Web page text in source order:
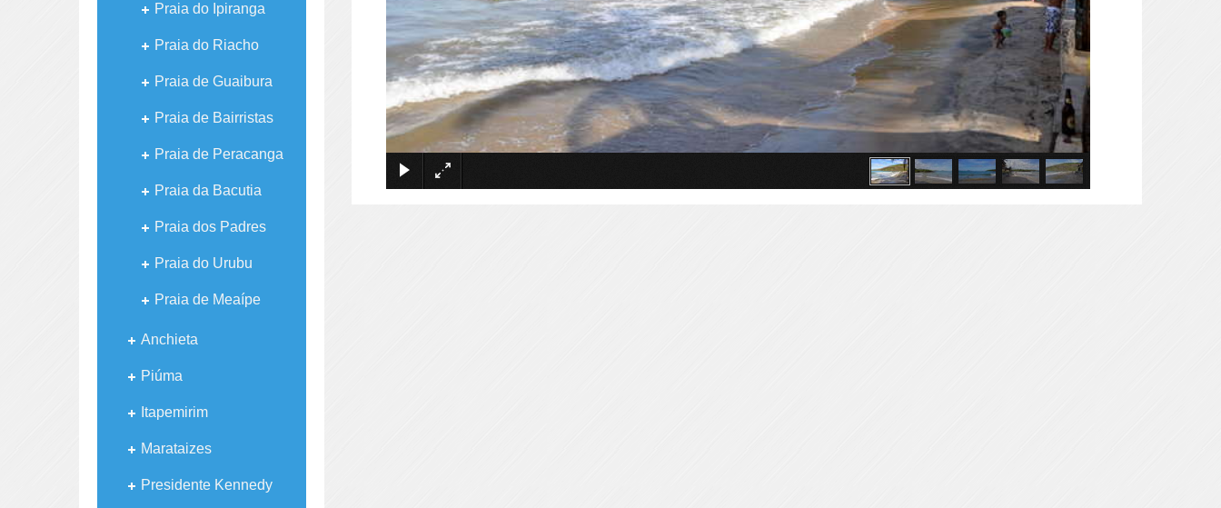
Praia do Ipiranga
Praia do Riacho
Praia de Guaibura
Praia de Bairristas
Praia de Peracanga
Praia da Bacutia
Praia dos Padres
Praia do Urubu
Praia de Meaípe
Anchieta
Piúma
Itapemirim
Marataizes
Presidente Kennedy